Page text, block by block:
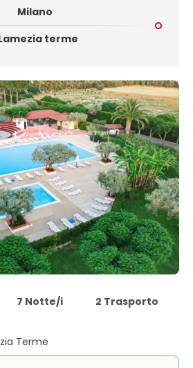
Milano
terme
7 Notte/i
2 Trasporto
Terme